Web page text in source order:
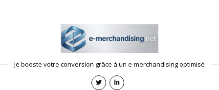
Je booste votre conversion grâce à un e-merchandising optimisé